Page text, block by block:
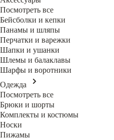
Посмотреть все
Бейсболки и кепки
Панамы и шляпы
Перчатки и варежки
Шапки и ушанки
Шлемы и балаклавы
Шарфы и воротники
Одежда
Посмотреть все
Брюки и шорты
Комплекты и костюмы
Носки
Пижамы